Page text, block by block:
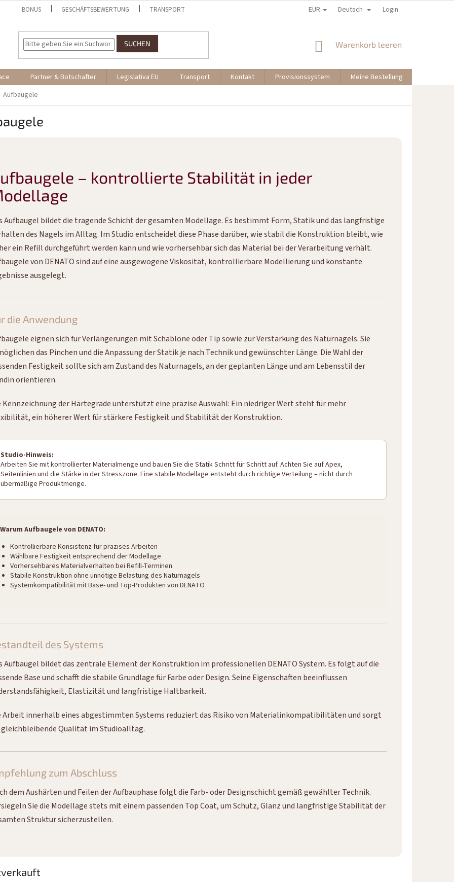
BONUS GESCHÄFTSBEWERTUNG TRANSPORT EUR Deutsch Login
SUCHEN WARENKORB
Warenkorb leeren
Partner & Botschafter Legislativa EU Transport Kontakt Provisionssystem
Meine Bestellung
Aufbaugele
– kontrollierte Stabilität in jeder
Aufbaugel bildet die tragende Schicht der gesamten Modellage. Es bestimmt Form, Statik und das langfristige
des Nagels im Alltag. Im Studio entscheidet diese Phase darüber, wie stabil die Konstruktion bleibt, wie
ein Refill durchgeführt werden kann und wie vorhersehbar sich das Material bei der Verarbeitung verhält.
von DENATO sind auf eine ausgewogene Viskosität, kontrollierbare Modellierung und konstante
ausgelegt.
die Anwendung
eignen sich für Verlängerungen mit Schablone oder Tip sowie zur Verstärkung des Naturnagels. Sie
das Pinchen und die Anpassung der Statik je nach Technik und gewünschter Länge. Die Wahl der
Festigkeit sollte sich am Zustand des Naturnagels, an der geplanten Länge und am Lebensstil der
orientieren.
Kennzeichnung der Härtegrade unterstützt eine präzise Auswahl: Ein niedriger Wert steht für mehr
ein höherer Wert für stärkere Festigkeit und Stabilität der Konstruktion.
Studio-Hinweis:
Arbeiten Sie mit kontrollierter Materialmenge und bauen Sie die Statik Schritt für Schritt auf. Achten Sie auf Apex,
Seitenlinien und die Stärke in der Stresszone. Eine stabile Modellage entsteht durch richtige Verteilung – nicht durch
übermäßige Produktmenge.
Warum Aufbaugele von DENATO:
Kontrollierbare Konsistenz für präzises Arbeiten
Wählbare Festigkeit entsprechend der Modellage
Vorhersehbares Materialverhalten bei Refill-Terminen
Stabile Konstruktion ohne unnötige Belastung des Naturnagels
Systemkompatibilität mit Base- und Top-Produkten von DENATO
des Systems
Aufbaugel bildet das zentrale Element der Konstruktion im professionellen DENATO System. Es folgt auf die
Base und schafft die stabile Grundlage für Farbe oder Design. Seine Eigenschaften beeinflussen
Elastizität und langfristige Haltbarkeit.
Arbeit innerhalb eines abgestimmten Systems reduziert das Risiko von Materialinkompatibilitäten und sorgt
Qualität im Studioalltag.
zum Abschluss
dem Aushärten und Feilen der Aufbauphase folgt die Farb- oder Designschicht gemäß gewählter Technik.
Sie die Modellage stets mit einem passenden Top Coat, um Schutz, Glanz und langfristige Stabilität der
Struktur sicherzustellen.